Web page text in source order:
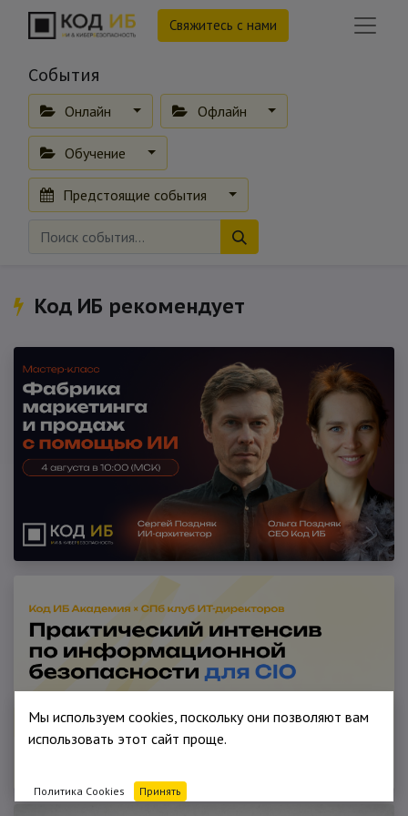
Свяжитесь с нами
События
Онлайн Офлайн
Обучение
Предстоящие события
Код ИБ рекомендует
Мы используем cookies, поскольку они позволяют вам
использовать этот сайт проще.
Политика Cookies Принять